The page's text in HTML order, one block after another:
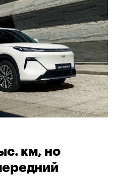
км, но